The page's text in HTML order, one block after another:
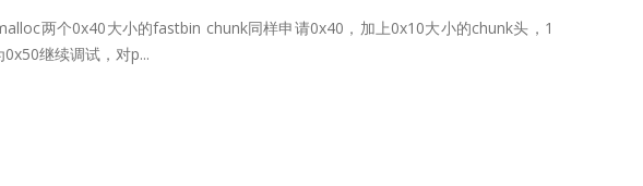
两个0x40大小的fastbin chunk同样申请0x40，加上0x10大小的chunk头，1
继续调试，对p...